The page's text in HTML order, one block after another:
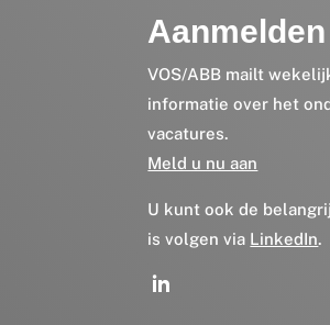
VOS/ABB mailt
informatie over het
vacatures.
Meld u nu aan
U kunt ook de
is volgen via LinkedIn.